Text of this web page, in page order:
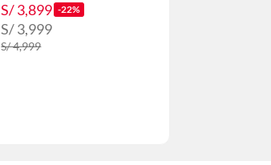
S/ 3,899 -22%
S/ 3,999
S/ 4,999